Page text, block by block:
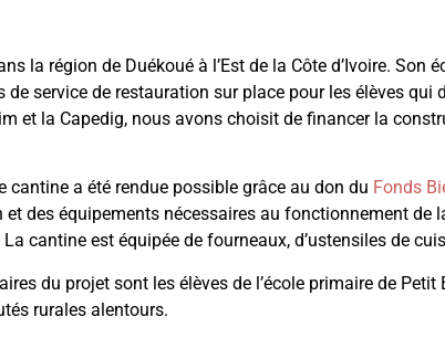
la région de Duékoué à l’Est de la Côte d’Ivoire.
de service de restauration sur place pour les élèves
et la Capedig, nous avons choisit de financer la
cantine a été rendue possible grâce au don du Fonds
des équipements nécessaires au fonctionnement
cantine est équipée de fourneaux, d’ustensiles de
du projet sont les élèves de l’école primaire de
rurales alentours.